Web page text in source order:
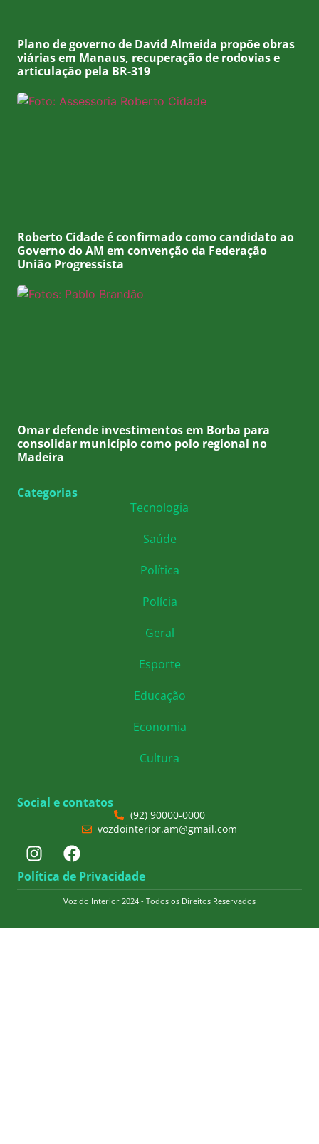
Plano de governo de David Almeida propõe obras
viárias em Manaus, recuperação de rodovias e
articulação pela BR-319
Roberto Cidade é confirmado como candidato ao
Governo do AM em convenção da Federação
União Progressista
Omar defende investimentos em Borba para
consolidar município como polo regional no
Madeira
Categorias
Tecnologia
Saúde
Política
Polícia
Geral
Esporte
Educação
Economia
Cultura
Social e contatos
(92) 90000-0000
vozdointerior.am@gmail.com
Política de Privacidade
Voz do Interior 2024 - Todos os Direitos Reservados